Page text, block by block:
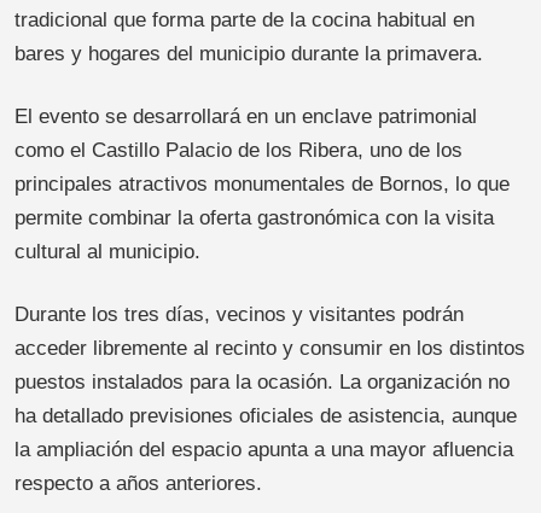
tradicional que forma parte de la cocina habitual en
bares y hogares del municipio durante la primavera.
El evento se desarrollará en un enclave patrimonial
como el Castillo Palacio de los Ribera, uno de los
principales atractivos monumentales de Bornos, lo que
permite combinar la oferta gastronómica con la visita
cultural al municipio.
Durante los tres días, vecinos y visitantes podrán
acceder libremente al recinto y consumir en los distintos
puestos instalados para la ocasión. La organización no
ha detallado previsiones oficiales de asistencia, aunque
la ampliación del espacio apunta a una mayor afluencia
respecto a años anteriores.